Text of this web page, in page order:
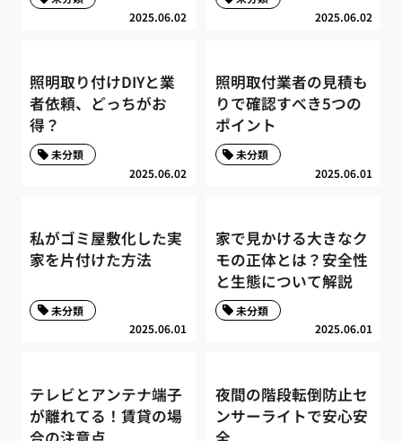
2025.06.02 2025.06.02
照明取り付けDIYと業
者依頼、どっちがお
得？
2025.06.02
未分類
照明取付業者の見積も
りで確認すべき5つの
ポイント
2025.06.01
未分類
私がゴミ屋敷化した実
家を片付けた方法
2025.06.01
未分類
家で見かける大きなク
モの正体とは？安全性
と生態について解説
2025.06.01
未分類
テレビとアンテナ端子
が離れてる！賃貸の場
夜間の階段転倒防止セ
ンサーライトで安心安